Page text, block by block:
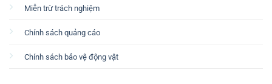
Miễn trừ trách nghiệm
Chính sách quảng cáo
Chính sách bảo vệ động vật